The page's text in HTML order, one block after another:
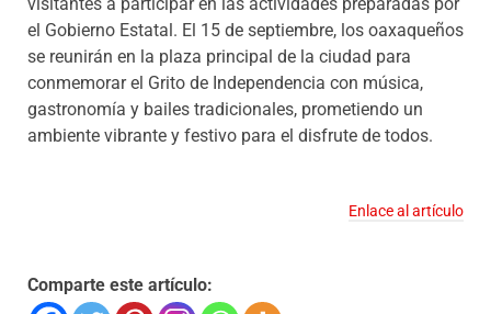
el Gobierno Estatal. El 15 de septiembre, los oaxaqueños
se reunirán en la plaza principal de la ciudad para
conmemorar el Grito de Independencia con música,
gastronomía y bailes tradicionales, prometiendo un
ambiente vibrante y festivo para el disfrute de todos.
Enlace al artículo
Comparte este artículo: